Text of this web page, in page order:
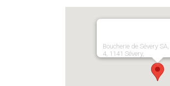
Boucherie de Sévery
4, 1141 Sévery,